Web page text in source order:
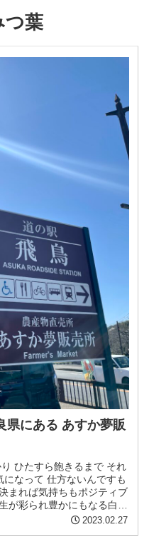
つ葉
県にある あすか夢販
ひたすら飽きるまで それ
なって 仕方ないんですも
まれば気持ちもポジティブ
が彩られ豊かにもなる白髪
2023.02.27